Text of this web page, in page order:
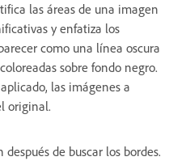
las áreas de una imagen
y enfatiza los
como una línea oscura
sobre fondo negro.
las imágenes a
original.
de buscar los bordes.